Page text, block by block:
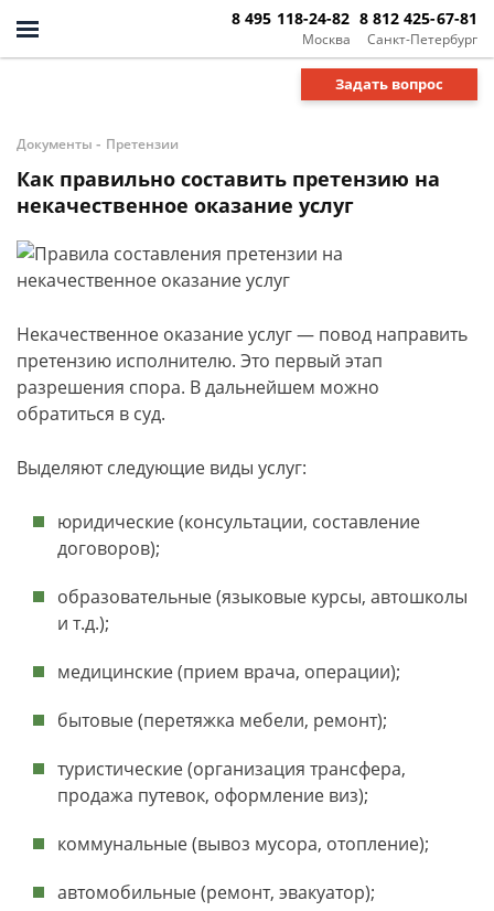
Москва
8 495 118-24-82
Санкт-Петербург
8 812 425-67-81
Задать вопрос
Документы - Претензии
Как правильно составить претензию на
некачественное оказание услуг
Некачественное оказание услуг — повод направить
претензию исполнителю. Это первый этап
разрешения спора. В дальнейшем можно
обратиться в суд.
Выделяют следующие виды услуг:
юридические (консультации, составление
договоров);
образовательные (языковые курсы, автошколы
и т.д.);
медицинские (прием врача, операции);
бытовые (перетяжка мебели, ремонт);
туристические (организация трансфера,
продажа путевок, оформление виз);
коммунальные (вывоз мусора, отопление);
автомобильные (ремонт, эвакуатор);